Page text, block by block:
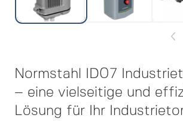
Normstahl ID07
– eine vielseitige und
Lösung für Ihr